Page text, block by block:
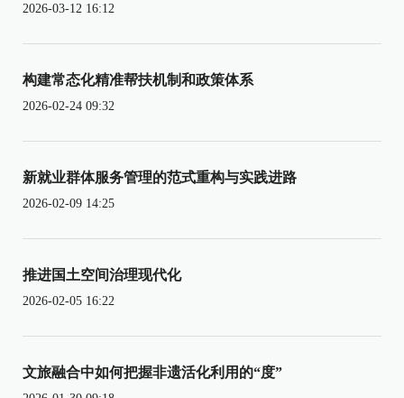
2026-03-12 16:12
构建常态化精准帮扶机制和政策体系
2026-02-24 09:32
新就业群体服务管理的范式重构与实践进路
2026-02-09 14:25
推进国土空间治理现代化
2026-02-05 16:22
文旅融合中如何把握非遗活化利用的“度”